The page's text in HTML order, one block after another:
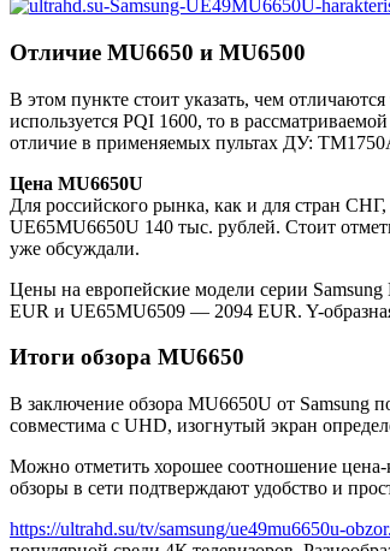
Отличие MU6650 и MU6500
В этом пункте стоит указать, чем
используется PQI 1600, то в
отличие в применяемых пультах ДУ:
Цена MU6650U
Для российского рынка, как и для стран
UE65MU6650U 140 тыс. рублей. Стоит
уже обсуждали.
Цены на европейские модели серии
EUR и UE65MU6509 — 2094 EUR. Y-
Итоги обзора MU6650
В заключение обзора MU6650U от Samsung
совместима с UHD, изогнутый экран
Можно отметить хорошее соотношение цена-
обзоры в сети подтверждают удобство и
https://ultrahd.su/tv/samsung/ue49mu6650u-